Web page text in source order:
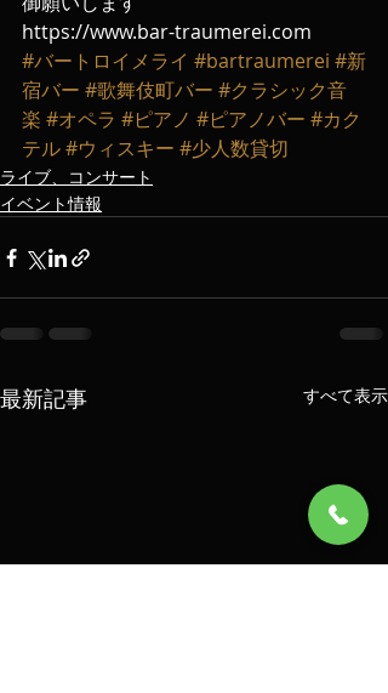
https://www.bar-traumerei.com
#バートロイメライ #bartraumerei #新
宿バー #歌舞伎町バー #クラシック音
楽 #オペラ #ピアノ #ピアノバー #カク
テル#ウィスキー #少人数貸切
ライブ、コンサート
イベント情報
最新記事 すべて表示